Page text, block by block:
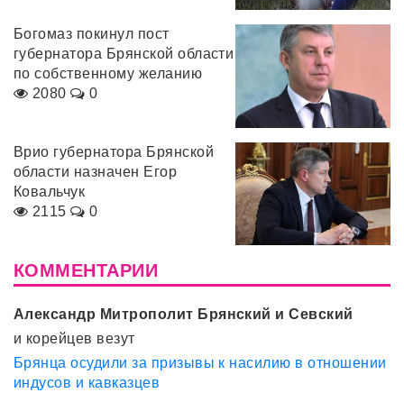
Богомаз покинул пост
губернатора Брянской области
по собственному желанию
2080
0
Врио губернатора Брянской
области назначен Егор
Ковальчук
2115
0
КОММЕНТАРИИ
Александр Митрополит Брянский и Севский
и корейцев везут
Брянца осудили за призывы к насилию в отношении
индусов и кавказцев